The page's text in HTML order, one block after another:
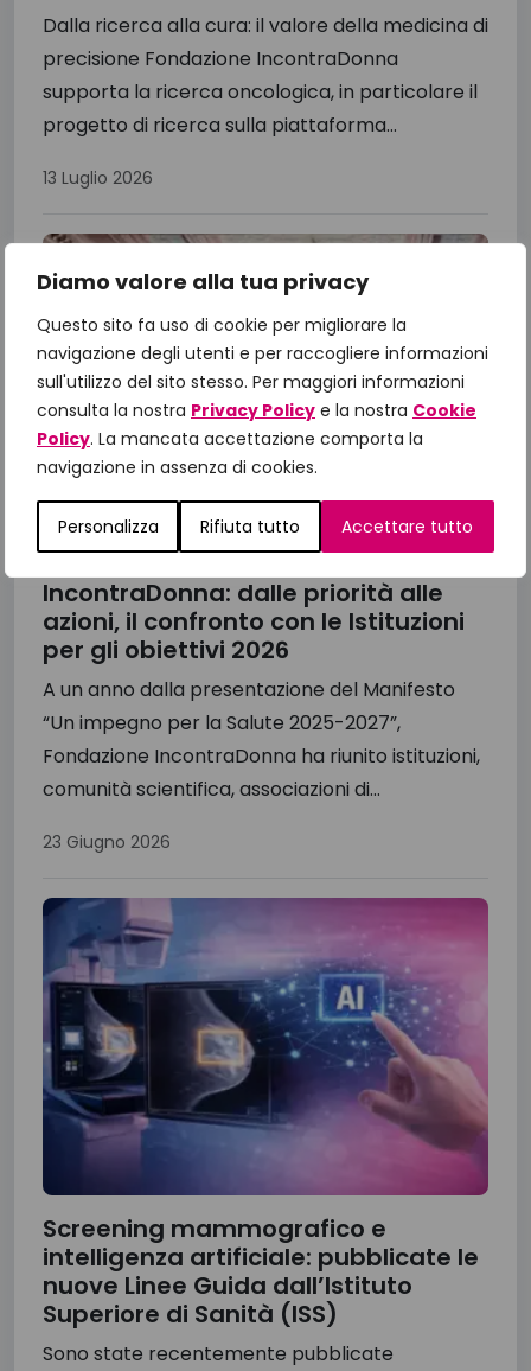
Diamo valore alla tua privacy
Questo sito fa uso di cookie per migliorare la
navigazione degli utenti e per raccogliere informazioni
sull'utilizzo del sito stesso. Per maggiori informazioni
consulta la nostra Privacy Policy e la nostra Cookie
Policy. La mancata accettazione comporta la
navigazione in assenza di cookies.
Personalizza Rifiuta tutto Accettare tutto
Dalla ricerca alla cura: il valore della medicina di
precisione Fondazione IncontraDonna
supporta la ricerca oncologica, in particolare il
progetto di ricerca sulla piattaforma...
13 Luglio 2026
IncontraDonna: dalle priorità alle
azioni, il confronto con le Istituzioni
per gli obiettivi 2026
A un anno dalla presentazione del Manifesto
“Un impegno per la Salute 2025-2027”,
Fondazione IncontraDonna ha riunito istituzioni,
comunità scientifica, associazioni di...
23 Giugno 2026
Screening mammografico e
intelligenza artificiale: pubblicate le
nuove Linee Guida dall’Istituto
Superiore di Sanità (ISS)
Sono state recentemente pubblicate